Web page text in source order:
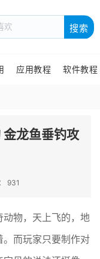
搜索
应用教程 软件教程
龙鱼垂钓攻
931
物，天上飞的，地
而玩家只要制作对